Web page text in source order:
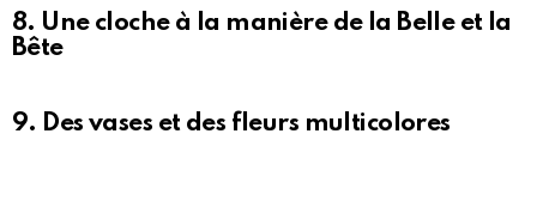
8. Une cloche à la manière de la Belle et la
Bête
9. Des vases et des fleurs multicolores